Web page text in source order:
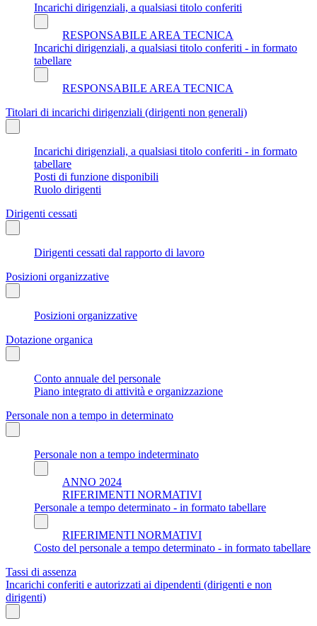
Incarichi dirigenziali, a qualsiasi titolo conferiti
RESPONSABILE AREA TECNICA
Incarichi dirigenziali, a qualsiasi titolo conferiti - in formato
tabellare
RESPONSABILE AREA TECNICA
Titolari di incarichi dirigenziali (dirigenti non generali)
Incarichi dirigenziali, a qualsiasi titolo conferiti - in formato
tabellare
Posti di funzione disponibili
Ruolo dirigenti
Dirigenti cessati
Dirigenti cessati dal rapporto di lavoro
Posizioni organizzative
Posizioni organizzative
Dotazione organica
Conto annuale del personale
Piano integrato di attività e organizzazione
Personale non a tempo in determinato
Personale non a tempo indeterminato
ANNO 2024
RIFERIMENTI NORMATIVI
Personale a tempo determinato - in formato tabellare
RIFERIMENTI NORMATIVI
Costo del personale a tempo determinato - in formato tabellare
Tassi di assenza
Incarichi conferiti e autorizzati ai dipendenti (dirigenti e non
dirigenti)